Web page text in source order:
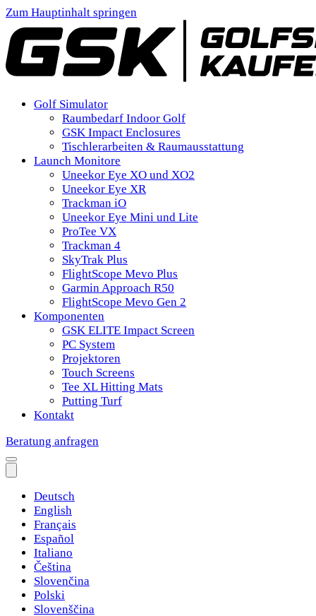
Zum Hauptinhalt springen
Golf Simulator
Raumbedarf Indoor Golf
GSK Impact Enclosures
Tischlerarbeiten & Raumausstattung
Launch Monitore
Uneekor Eye XO und XO2
Uneekor Eye XR
Trackman iO
Uneekor Eye Mini und Lite
ProTee VX
Trackman 4
SkyTrak Plus
FlightScope Mevo Plus
Garmin Approach R50
FlightScope Mevo Gen 2
Komponenten
GSK ELITE Impact Screen
PC System
Projektoren
Touch Screens
Tee XL Hitting Mats
Putting Turf
Kontakt
Beratung anfragen
Deutsch
English
Français
Español
Italiano
Čeština
Slovenčina
Polski
Slovenščina